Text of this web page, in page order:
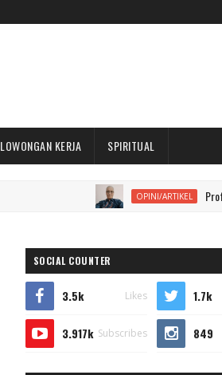
LOWONGAN KERJA SPIRITUAL
OPINI/ARTIKEL Profesi
SOCIAL COUNTER
3.5k Likes 1.7k
3.917k Subscribes 849